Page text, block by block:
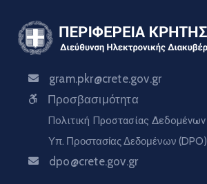
gram.pkr@crete.gov.gr
Προσβασιμότητα
Πολιτική Προστασίας Δεδομένων
Υπ. Προστασίας Δεδομένων (DPO)
dpo@crete.gov.gr